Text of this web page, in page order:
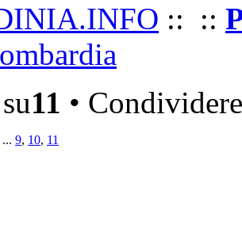
:: ::
su11 •
... 9, 10, 11